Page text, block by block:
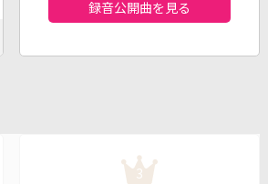
録音公開曲を見る
3